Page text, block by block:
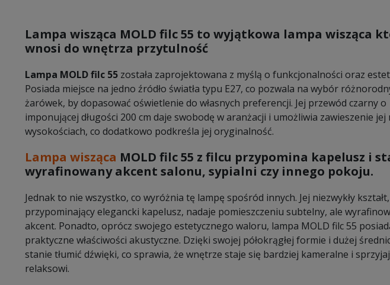
Lampa wisząca MOLD filc 55 to wyjątkowa lampa wisząca
wnosi do wnętrza przytulność
Lampa MOLD filc 55 została zaprojektowana z myślą o funkcjonalności oraz
Posiada miejsce na jedno źródło światła typu E27, co pozwala na wybór
żarówek, by dopasować oświetlenie do własnych preferencji. Jej przewód czarny o
imponującej długości 200 cm daje swobodę w aranżacji i umożliwia zawieszenie jej
wysokościach, co dodatkowo podkreśla jej oryginalność.
Lampa wisząca MOLD filc 55 z filcu przypomina kapelusz i
wyrafinowany akcent salonu, sypialni czy innego pokoju.
Jednak to nie wszystko, co wyróżnia tę lampę spośród innych. Jej niezwykły kształt,
przypominający elegancki kapelusz, nadaje pomieszczeniu subtelny, ale
akcent. Ponadto, oprócz swojego estetycznego waloru, lampa MOLD filc 55
praktyczne właściwości akustyczne. Dzięki swojej półokrągłej formie i dużej
stanie tłumić dźwięki, co sprawia, że wnętrze staje się bardziej kameralne i
relaksowi.